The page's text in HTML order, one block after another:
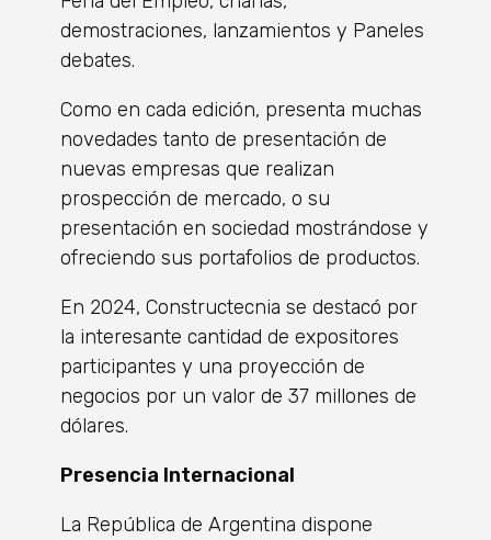
demostraciones, lanzamientos y Paneles
debates.
Como en cada edición, presenta muchas
novedades tanto de presentación de
nuevas empresas que realizan
prospección de mercado, o su
presentación en sociedad mostrándose y
ofreciendo sus portafolios de productos.
En 2024, Constructecnia se destacó por
la interesante cantidad de expositores
participantes y una proyección de
negocios por un valor de 37 millones de
dólares.
Presencia Internacional
La República de Argentina dispone